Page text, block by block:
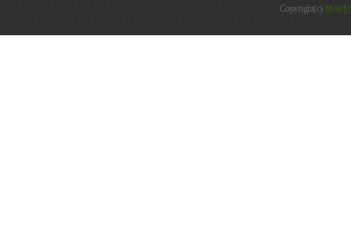
Copyright(c) 행복